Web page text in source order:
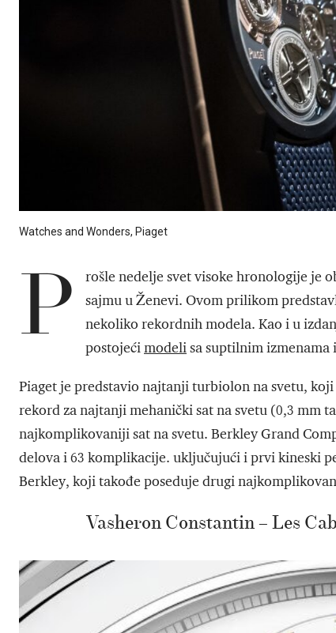
Watches and Wonders, Piaget
P
rošle nedelje svet visoke hronologije je
sajmu u Ženevi. Ovom prilikom
nekoliko rekordnih modela. Kao i u
postojećimodelisa suptilnim
Piaget je predstavio najtanji turbiolon na svetu,
rekord za najtanji mehanički sat na svetu (0,3 mm
najkomplikovaniji sat na svetu. Berkley Grand
delova i 63 komplikacije. uključujući i prvi kineski
Berkley, koji takođe poseduje drugi
Vasheron Constantin – Les